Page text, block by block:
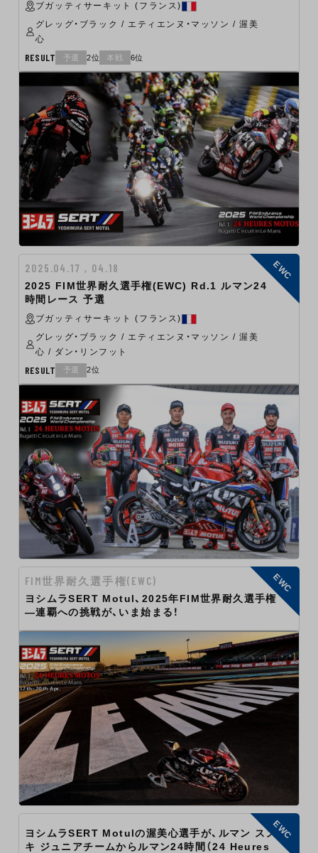
ブガッティサーキット (フランス)
グレッグ・ブラック / エティエンヌ・マッソン / 渥美
心
RESULT 予選 2位 本戦 6位
2025.04.17 , 04.18
2025 FIM世界耐久選手権(EWC) Rd.1 ルマン24
時間レース 予選
ブガッティサーキット (フランス)
グレッグ・ブラック / エティエンヌ・マッソン / 渥美
心 / ダン・リンフット
RESULT 予選 2位
EWC
FIM世界耐久選手権(EWC)
ヨシムラSERT Motul、2025年FIM世界耐久選手権
―連覇への挑戦が、いま始まる！
EWC
ヨシムラSERT Motulの渥美心選手が、ルマン スズ
キ ジュニアチームからルマン24時間（24 Heures
EWC